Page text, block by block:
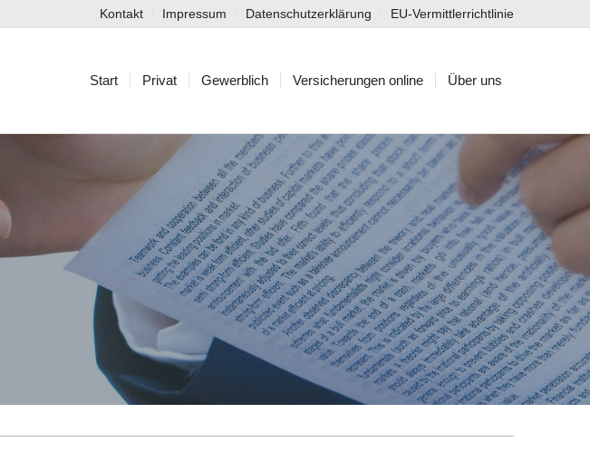
Kontakt Impressum Datenschutzerklärung EU-Vermittlerrichtlinie
Start Privat Gewerblich Versicherungen online Über uns